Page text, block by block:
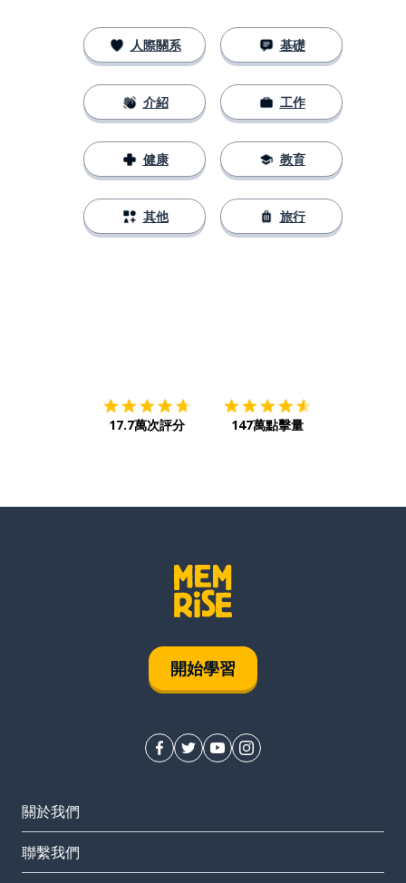
人際關系
介紹
健康
其他
基礎
工作
教育
旅行
17.7萬次評分 147萬點擊量
開始學習
關於我們
聯繫我們